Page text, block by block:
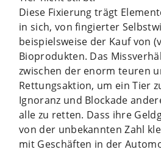
Diese Fixierung trägt
in sich, von fingierter
beispielsweise der Kauf von
Bioprodukten. Das
zwischen der enorm teuren
Rettungsaktion, um ein Tier
Ignoranz und Blockade
alle zu retten. Dass ihre
von der unbekannten Zahl
mit Geschäften in der